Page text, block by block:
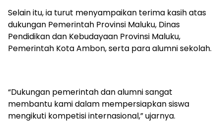
Selain itu, ia turut menyampaikan terima kasih atas
dukungan Pemerintah Provinsi Maluku, Dinas
Pendidikan dan Kebudayaan Provinsi Maluku,
Pemerintah Kota Ambon, serta para alumni sekolah.
“Dukungan pemerintah dan alumni sangat
membantu kami dalam mempersiapkan siswa
mengikuti kompetisi internasional,” ujarnya.